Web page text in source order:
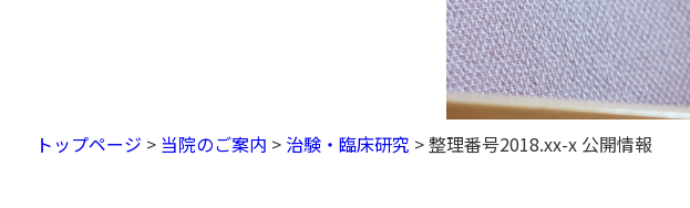
トップページ > 当院のご案内 > 治験・臨床研究 >整理番号2018.xx-x 公開情報